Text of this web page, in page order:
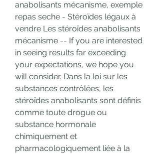
anabolisants mécanisme, exemple
repas seche - Stéroïdes légaux à
vendre Les stéroïdes anabolisants
mécanisme -- If you are interested
in seeing results far exceeding
your expectations, we hope you
will consider. Dans la loi sur les
substances contrôlées, les
stéroïdes anabolisants sont définis
comme toute drogue ou
substance hormonale
chimiquement et
pharmacologiquement liée à la